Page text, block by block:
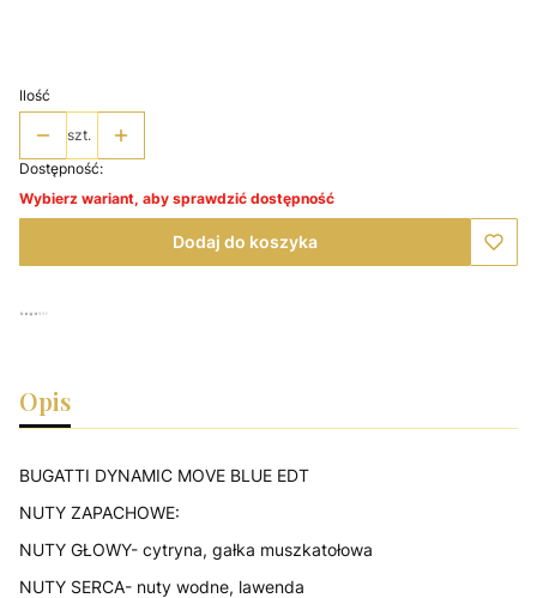
Ilość
szt.
Dostępność:
Wybierz wariant, aby sprawdzić dostępność
Dodaj do koszyka
Opis
BUGATTI DYNAMIC MOVE BLUE EDT
NUTY ZAPACHOWE:
NUTY GŁOWY- cytryna, gałka muszkatołowa
NUTY SERCA- nuty wodne, lawenda